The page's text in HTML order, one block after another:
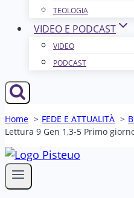
TEOLOGIA
VIDEO E PODCAST
VIDEO
PODCAST
Home FEDE E ATTUALITÀ
Lettura 9 Gen 1,3-5 Primo